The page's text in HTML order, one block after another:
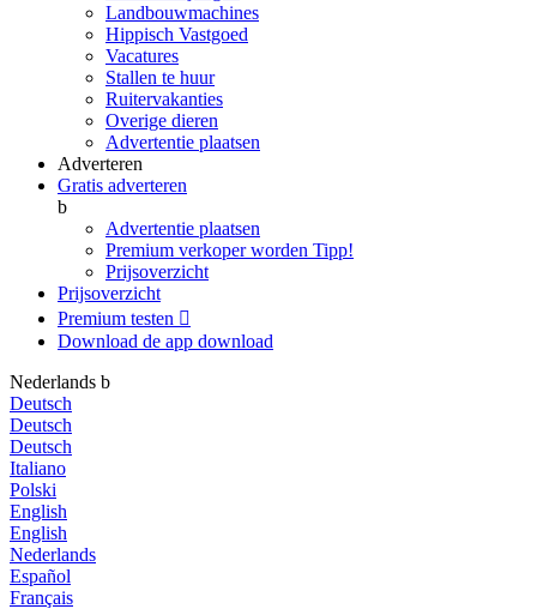
Landbouwmachines
Hippisch Vastgoed
Vacatures
Stallen te huur
Ruitervakanties
Overige dieren
Advertentie plaatsen
Adverteren
Gratis adverteren
b
Advertentie plaatsen
Premium verkoper worden Tipp!
Prijsoverzicht
Prijsoverzicht
Premium testen 
Download de app download
Nederlands b
Deutsch
Deutsch
Deutsch
Italiano
Polski
English
English
Nederlands
Español
Français